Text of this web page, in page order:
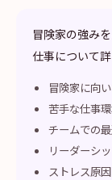
冒険家の強み
仕事について詳
冒険家に向
苦手な仕事
チームでの
リーダーシ
ストレス原